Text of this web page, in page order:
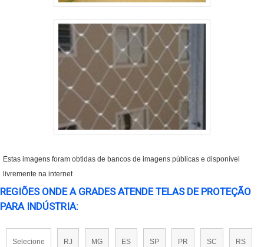
Estas imagens foram obtidas de bancos de imagens públicas e disponível
livremente na internet
REGIÕES ONDE A GRADES ATENDE TELAS DE PROTEÇÃO
PARA INDÚSTRIA:
Selecione RJ MG ES SP PR SC RS